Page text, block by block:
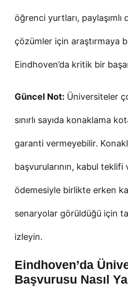
öğrenci yurtları, paylaşımlı
çözümler için araştırmaya
Eindhoven’da kritik bir
Güncel Not: Üniversiteler
sınırlı sayıda konaklama
garanti vermeyebilir.
başvurularının, kabul
ödemesiyle birlikte erken
senaryolar görüldüğü için
izleyin.
Eindhoven’da
Başvurusu Nasıl